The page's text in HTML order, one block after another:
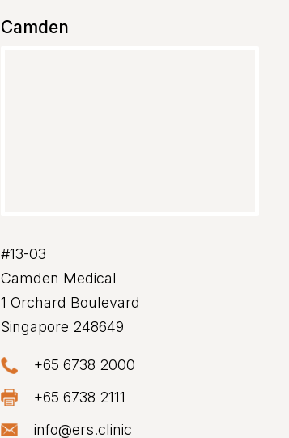
Camden
#13-03
Camden Medical
1 Orchard Boulevard
Singapore 248649
+65 6738 2000
+65 6738 2111
info@ers.clinic